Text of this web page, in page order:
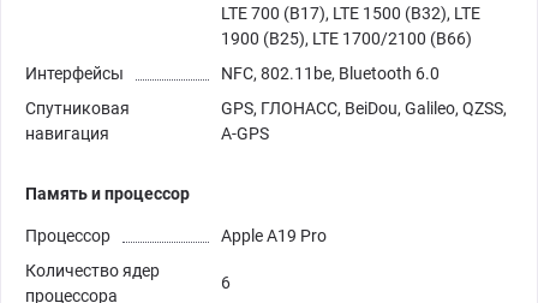
LTE 700 (B17), LTE 1500 (B32), LTE
1900 (B25), LTE 1700/2100 (B66)
Интерфейсы
NFC, 802.11be, Bluetooth 6.0
Спутниковая
навигация
GPS, ГЛОНАСС, BeiDou, Galileo, QZSS,
A-GPS
Память и процессор
Процессор
Apple A19 Pro
Количество ядер
процессора
6